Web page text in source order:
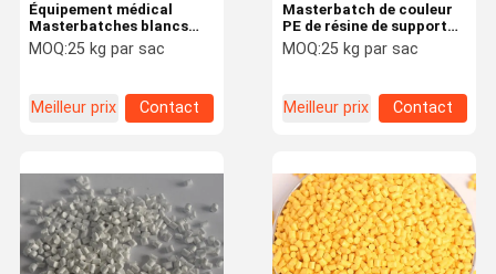
Équipement médical
Masterbatches blancs
Résistant au feu Facile à
entretenir
MOQ:25 kg par sac
Meilleur prix Contact
Masterbatch de couleur
PE de résine de support
blanche noire pour les
plastiques
MOQ:25 kg par sac
Meilleur prix Contact